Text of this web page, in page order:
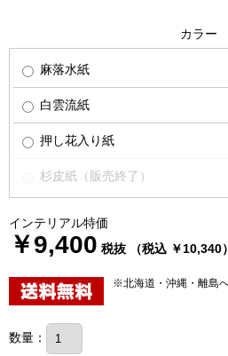
カラー
麻落水紙
白雲流紙
押し花入り紙
杉皮紙（販売終了）
インテリアル特価
￥9,400 税抜 （税込 ￥10,340）
※北海道・沖縄・離島
数量：